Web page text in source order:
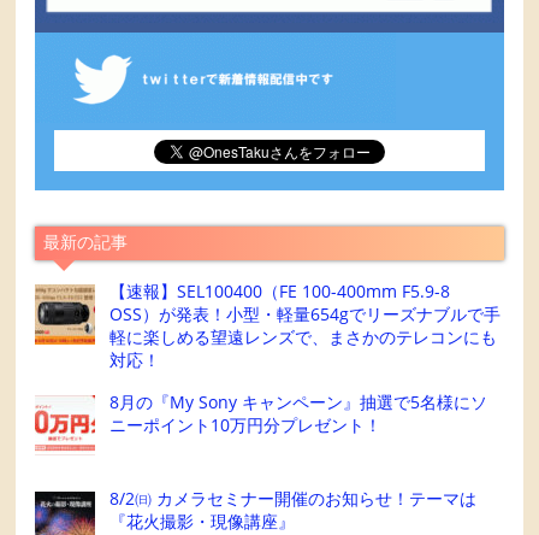
最新の記事
【速報】SEL100400（FE 100-400mm F5.9-8
OSS）が発表！小型・軽量654gでリーズナブルで手
軽に楽しめる望遠レンズで、まさかのテレコンにも
対応！
8月の『My Sony キャンペーン』抽選で5名様にソ
ニーポイント10万円分プレゼント！
8/2㈰ カメラセミナー開催のお知らせ！テーマは
『花火撮影・現像講座』